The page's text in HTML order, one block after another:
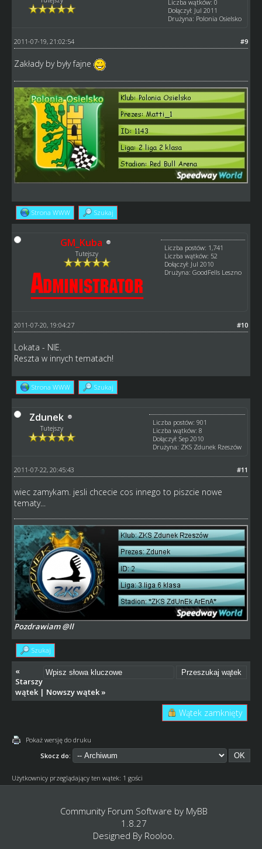
Liczba wątków: 0
Dołączył: Jul 2011
Drużyna: Polonia Osielsko
#9
2011-07-19, 21:02:54
Zakłady by były fajne
Strona WWW Szukaj
GM_Kuba
Tutejszy
Liczba postów: 1,741
Liczba wątków: 52
Dołączył: Jul 2010
Drużyna: GoodFells Leszno
#10
2011-07-20, 19:04:27
Lokata - NIE.
Reszta w innych tematach!
Strona WWW Szukaj
Zdunek
Tutejszy
Liczba postów: 901
Liczba wątków: 8
Dołączył: Sep 2010
Drużyna: ZKS Zdunek Rzeszów
#11
2011-07-22, 20:45:43
wiec zamykam. jesli chcecie cos innego to piszcie nowe
tematy...
Pozdrawiam @ll
Szukaj
«
Starszy
wątek| Nowszy wątek»
Wątek zamknięty
Pokaż wersję do druku
Skocz do:
Użytkownicy przeglądający ten wątek: 1 gości
Community Forum Software by MyBB
1.8.27
Designed By Rooloo